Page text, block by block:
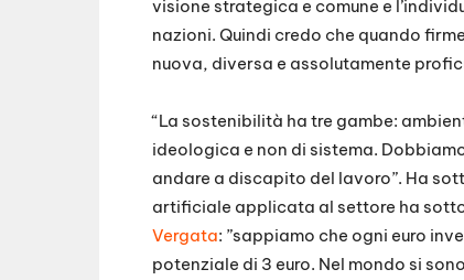
visione strategica e comune e
nazioni. Quindi credo che quando
nuova, diversa e assolutamente
“La sostenibilità ha tre gambe:
ideologica e non di sistema.
andare a discapito del lavoro”. Ha
artificiale applicata al settore ha
Vergata: ”sappiamo che ogni euro
potenziale di 3 euro. Nel mondo si